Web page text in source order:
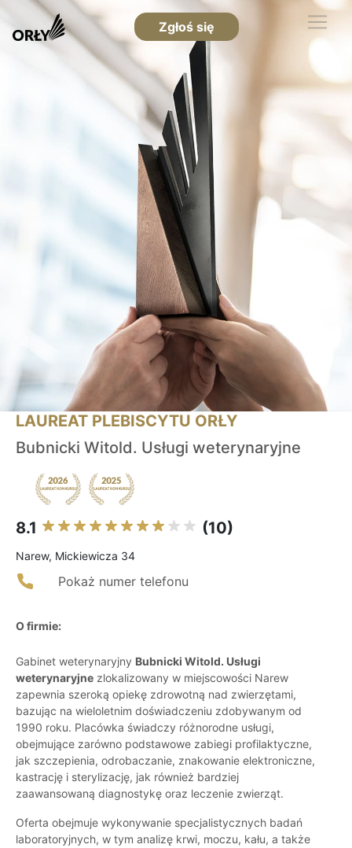
Zgłoś się
LAUREAT PLEBISCYTU ORŁY
Bubnicki Witold. Usługi weterynaryjne
8.1 (10)
Narew, Mickiewicza 34
Pokaż numer telefonu
O firmie:
Gabinet weterynaryjny Bubnicki Witold. Usługi
weterynaryjne zlokalizowany w miejscowości Narew
zapewnia szeroką opiekę zdrowotną nad zwierzętami,
bazując na wieloletnim doświadczeniu zdobywanym od
1990 roku. Placówka świadczy różnorodne usługi,
obejmujące zarówno podstawowe zabiegi profilaktyczne,
jak szczepienia, odrobaczanie, znakowanie elektroniczne,
kastrację i sterylizację, jak również bardziej
zaawansowaną diagnostykę oraz leczenie zwierząt.
Oferta obejmuje wykonywanie specjalistycznych badań
laboratoryjnych, w tym analizę krwi, moczu, kału, a także